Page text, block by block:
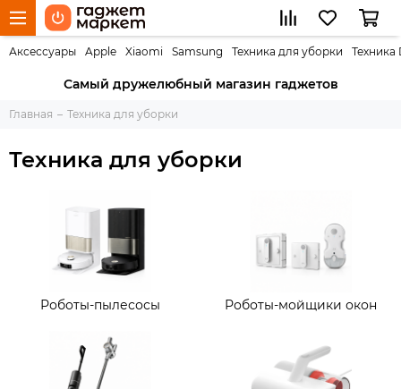
Аксессуары Apple Xiaomi Samsung Техника для уборки Техника
Самый дружелюбный магазин гаджетов
Главная Техника для уборки
Техника для уборки
Роботы-пылесосы Роботы-мойщики окон